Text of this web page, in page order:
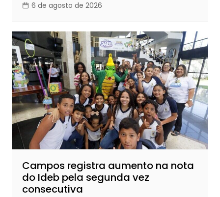
6 de agosto de 2026
Campos registra aumento na nota
do Ideb pela segunda vez
consecutiva